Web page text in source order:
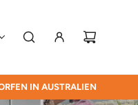
IN AUSTRALIEN